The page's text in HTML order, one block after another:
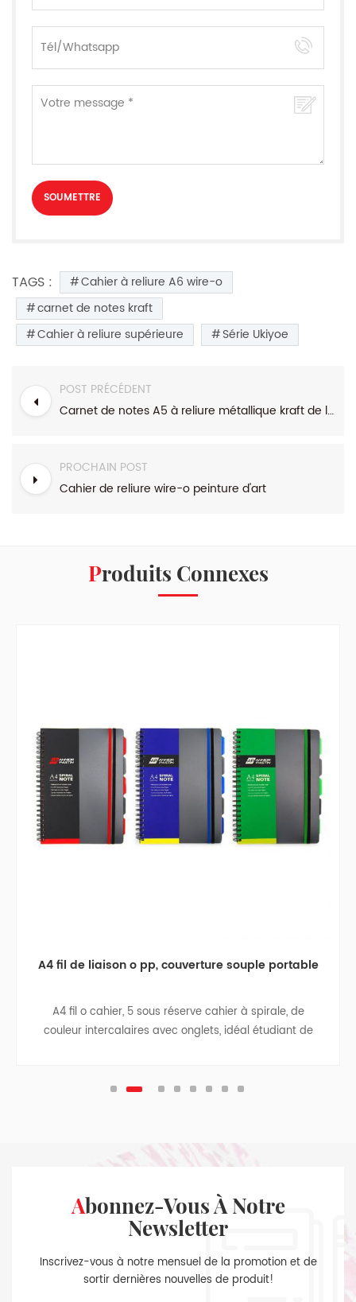
TAGS :
Cahier à reliure A6 wire-o
carnet de notes kraft
Cahier à reliure supérieure
Série Ukiyoe
POST PRÉCÉDENT
Carnet de notes A5 à reliure métallique kraft de la série Ukiyoe
PROCHAIN POST
Cahier de reliure wire-o peinture d'art
Produits Connexes
A4 fil de liaison o pp, couverture souple portable
A4 fil o cahier, 5 sous réserve cahier à spirale, de
couleur intercalaires avec onglets, idéal étudiant de
Abonnez-Vous À Notre
Newsletter
Inscrivez-vous à notre mensuel de la promotion et de
sortir dernières nouvelles de produit!